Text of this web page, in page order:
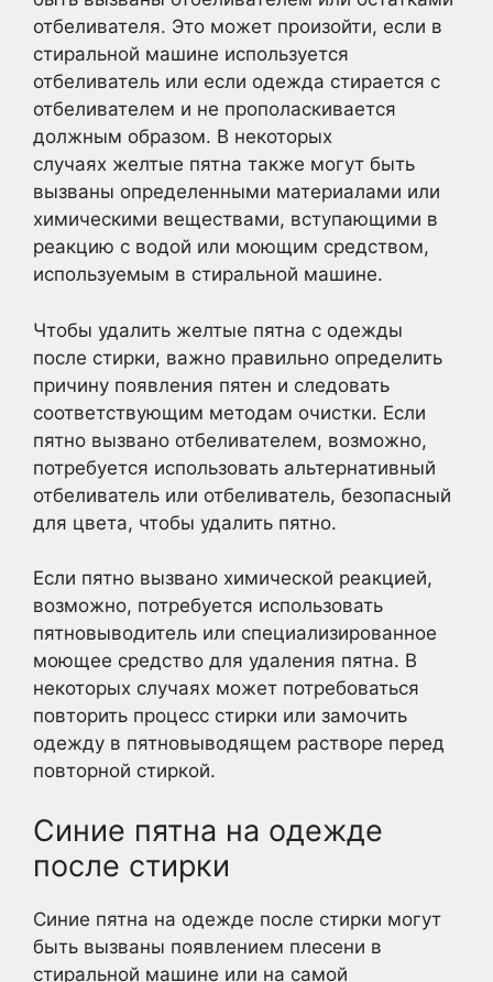
отбеливателя. Это может произойти, если в
стиральной машине используется
отбеливатель или если одежда стирается с
отбеливателем и не прополаскивается
должным образом. В некоторых
случаях желтые пятна также могут быть
вызваны определенными материалами или
химическими веществами, вступающими в
реакцию с водой или моющим средством,
используемым в стиральной машине.
Чтобы удалить желтые пятна с одежды
после стирки, важно правильно определить
причину появления пятен и следовать
соответствующим методам очистки. Если
пятно вызвано отбеливателем, возможно,
потребуется использовать альтернативный
отбеливатель или отбеливатель, безопасный
для цвета, чтобы удалить пятно.
Если пятно вызвано химической реакцией,
возможно, потребуется использовать
пятновыводитель или специализированное
моющее средство для удаления пятна. В
некоторых случаях может потребоваться
повторить процесс стирки или замочить
одежду в пятновыводящем растворе перед
повторной стиркой.
Синие пятна на одежде
после стирки
Синие пятна на одежде после стирки могут
быть вызваны появлением плесени в
стиральной машине или на самой